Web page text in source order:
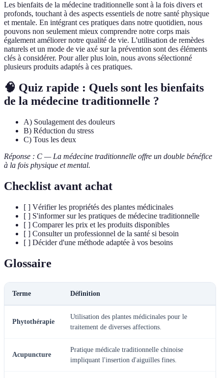
Les bienfaits de la médecine traditionnelle sont à la fois divers et
profonds, touchant à des aspects essentiels de notre santé physique
et mentale. En intégrant ces pratiques dans notre quotidien, nous
pouvons non seulement mieux comprendre notre corps mais
également améliorer notre qualité de vie. L'utilisation de remèdes
naturels et un mode de vie axé sur la prévention sont des éléments
clés à considérer. Pour aller plus loin, nous avons sélectionné
plusieurs produits adaptés à ces pratiques.
🧠 Quiz rapide : Quels sont les bienfaits
de la médecine traditionnelle ?
A) Soulagement des douleurs
B) Réduction du stress
C) Tous les deux
Réponse : C — La médecine traditionnelle offre un double bénéfice
à la fois physique et mental.
Checklist avant achat
[ ] Vérifier les propriétés des plantes médicinales
[ ] S'informer sur les pratiques de médecine traditionnelle
[ ] Comparer les prix et les produits disponibles
[ ] Consulter un professionnel de la santé si besoin
[ ] Décider d'une méthode adaptée à vos besoins
Glossaire
Terme Définition
Phytothérapie
Utilisation des plantes médicinales pour le
traitement de diverses affections.
Acupuncture
Pratique médicale traditionnelle chinoise
impliquant l'insertion d'aiguilles fines.